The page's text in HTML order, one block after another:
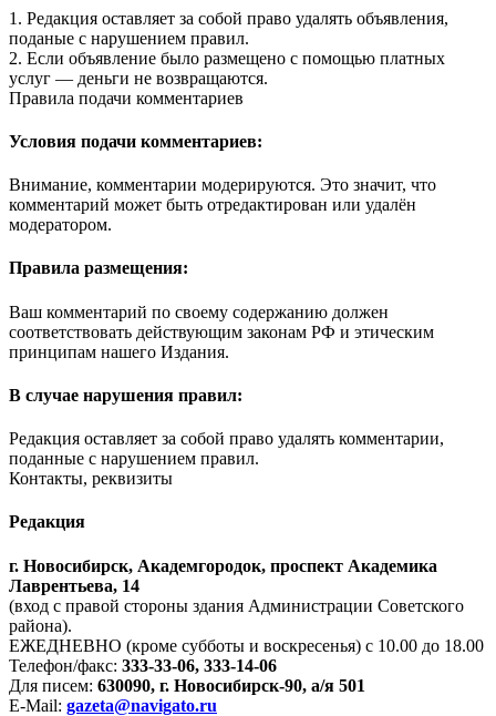
1. Редакция оставляет за собой право удалять объявления,
поданые с нарушением правил.
2. Если объявление было размещено с помощью платных
услуг — деньги не возвращаются.
Правила подачи комментариев
Условия подачи комментариев:
Внимание, комментарии модерируются. Это значит, что
комментарий может быть отредактирован или удалён
модератором.
Правила размещения:
Ваш комментарий по своему содержанию должен
соответствовать действующим законам РФ и этическим
принципам нашего Издания.
В случае нарушения правил:
Редакция оставляет за собой право удалять комментарии,
поданные с нарушением правил.
Контакты, реквизиты
Редакция
г. Новосибирск, Академгородок, проспект Академика
Лаврентьева, 14
(вход с правой стороны здания Администрации Советского
района).
ЕЖЕДНЕВНО (кроме субботы и воскресенья) с 10.00 до 18.00
Телефон/факс: 333-33-06, 333-14-06
Для писем: 630090, г. Новосибирск-90, а/я 501
E-Mail: gazeta@navigato.ru